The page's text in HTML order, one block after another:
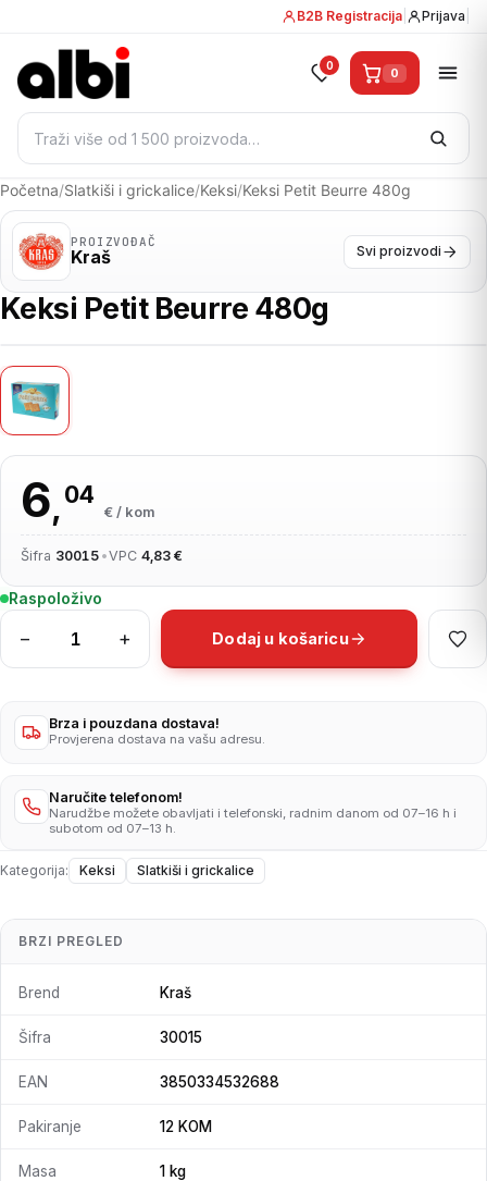
B2B Registracija Prijava
Pretraži:
0 0
Početna/Slatkiši i grickalice/Keksi/Keksi Petit Beurre 480g
PROIZVOĐAČ
Kraš Svi proizvodi
Keksi Petit Beurre 480g
6,04
€ / kom
Šifra 30015 •VPC 4,83 €
Raspoloživo
−
Keksi
Petit
480g
količina
+ Dodaj u košaricu
Brza i pouzdana dostava!
Provjerena dostava na vašu adresu.
Naručite telefonom!
Narudžbe možete obavljati i telefonski, radnim danom od 07–16 h i
subotom od 07–13 h.
Kategorija: Keksi Slatkiši i grickalice
BRZI PREGLED
Brend Kraš
Šifra 30015
EAN 3850334532688
Pakiranje 12 KOM
Masa 1 kg